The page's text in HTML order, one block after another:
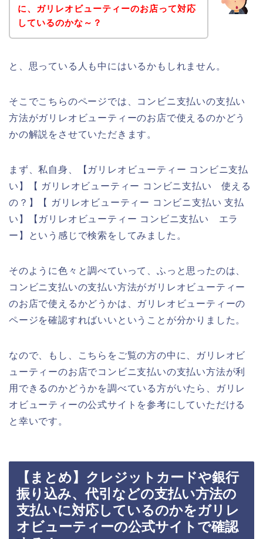
に、ガリレオビューティーのお店って対応
しているのかな～？
と、思っている人も中にはいるかもしれません。
そこでこちらのページでは、コンビニ支払いの支払い
方法がガリレオビューティーのお店で使えるのかどう
かの解説をさせていただきます。
まず、私自身、【ガリレオビューティー コンビニ支払
い】【 ガリレオビューティー コンビニ支払い 使える
の？】【 ガリレオビューティー コンビニ支払い 支払
い】【ガリレオビューティー コンビニ支払い エラ
ー】という感じで検索をしてみました。
そのように色々と調べていって、ふっと思ったのは、
コンビニ支払いの支払い方法がガリレオビューティー
のお店で使えるかどうかは、ガリレオビューティーの
ページを確認すればいいということが分かりました。
なので、もし、こちらをご覧の方の中に、ガリレオビ
ューティーのお店でコンビニ支払いの支払い方法が利
用できるのかどうかを調べている方がいたら、ガリレ
オビューティーの公式サイトを参考にしていただける
と幸いです。
【まとめ】クレジットカードや銀行
振り込み、代引などの支払い方法の
支払いに対応しているのかをガリレ
オビューティーの公式サイトで確認